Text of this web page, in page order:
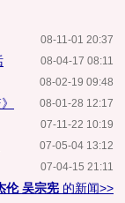
08-11-01 20:37
08-04-17 08:11
08-02-19 09:48
08-01-28 12:17
07-11-22 10:19
07-05-04 13:12
07-04-15 21:11
伦 吴宗宪 的新闻>>